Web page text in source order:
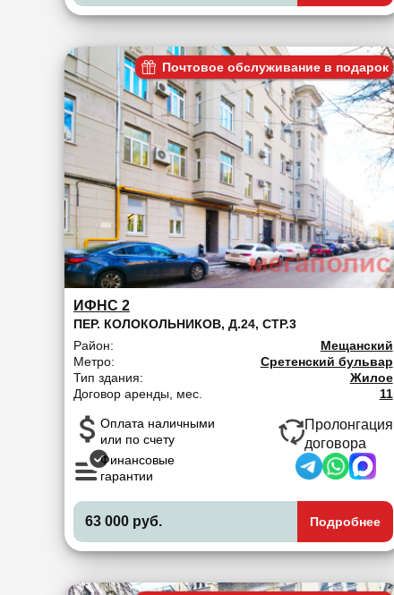
Почтовое обслуживание в подарок
ИФНС 2
ПЕР. КОЛОКОЛЬНИКОВ, Д.24, СТР.3
Район:
Мещанский
Метро:
Сретенский бульвар
Тип здания:
Жилое
Договор аренды, мес.
11
Оплата наличными
или по счету
Финансовые
гарантии
Пролонгация
договора
63 000 руб. Подробнее